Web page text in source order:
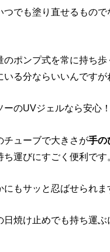
つでも塗り直せるもので
のポンプ式を常に持ち歩
る分ならいいんですが
ーのUVジェルなら安心！
チューブで大きさが手の
ち運びにすごく便利です
にもサッと忍ばせられま
日焼け止めでも持ち運ぶ